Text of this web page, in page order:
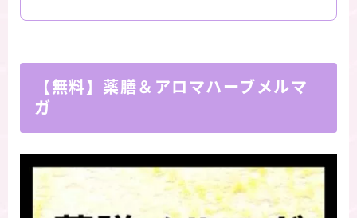
【無料】薬膳＆アロマハーブメルマ
ガ